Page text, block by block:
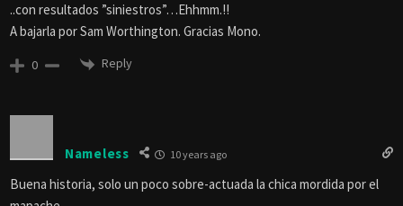
..con resultados ”siniestros”…Ehhmm.!!
A bajarla por Sam Worthington. Gracias Mono.
0 Reply
Nameless 10 years ago
Buena historia, solo un poco sobre-actuada la chica mordida por el